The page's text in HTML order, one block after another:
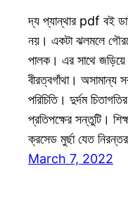
দ্য প্যান্থার pdf বই
নয়। একটা ঝলমলে
পালক। এর সাথে
বীরত্বগাঁথা। অসামান্য
পরিচিতি। দুর্দম
প্রতিপক্ষের সন্তুটি।
ক্রসেড মুর্ছা যেত
March 7, 2022